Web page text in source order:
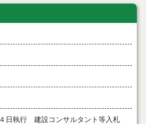
日執行 建設コンサルタント等入札